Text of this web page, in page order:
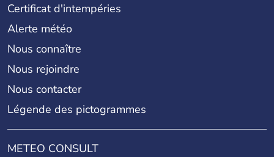
Certificat d'intempéries
Alerte météo
Nous connaître
Nous rejoindre
Nous contacter
Légende des pictogrammes
METEO CONSULT